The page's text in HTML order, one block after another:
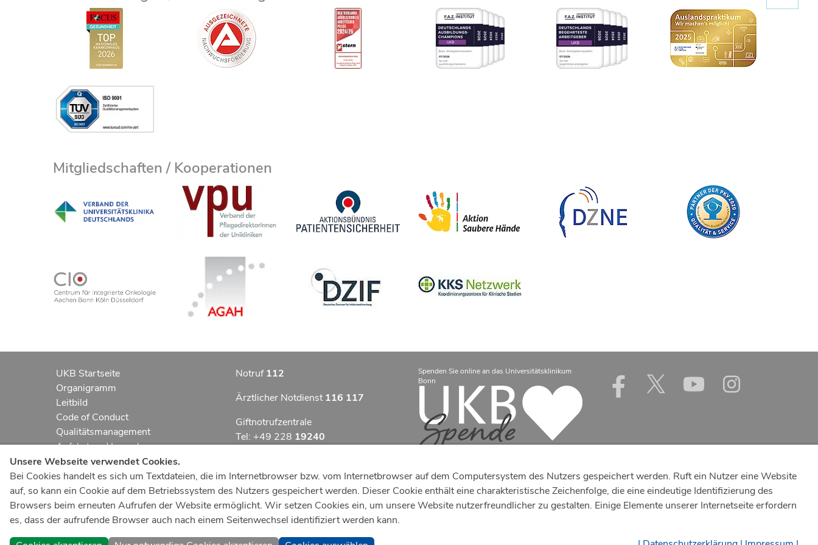
Mitgliedschaften / Kooperationen
UKB Startseite
Organigramm
Leitbild
Code of Conduct
Qualitätsmanagement
Anfahrt und Lageplan
Erklärung zur Barrierefreiheit
Datenschutzerklärung
AGBs
Impressum
ukbnewsroom.de
ukbmittendrin.de
Notruf 112
Ärztlicher Notdienst 116 117
Giftnotrufzentrale
Tel: +49 228 19240
Kindernotfallzentrum Bonn
UKB-Telefonzentrale
+49 228287 0
Spenden Sie online an das Universitätsklinikum
Bonn
Unsere Webseite verwendet Cookies.
Bei Cookies handelt es sich um Textdateien, die im Internetbrowser bzw. vom Internetbrowser auf dem Computersystem des Nutzers gespeichert werden. Ruft ein Nutzer eine Website
auf, so kann ein Cookie auf dem Betriebssystem des Nutzers gespeichert werden. Dieser Cookie enthält eine charakteristische Zeichenfolge, die eine eindeutige Identifizierung des
Browsers beim erneuten Aufrufen der Website ermöglicht. Wir setzen Cookies ein, um unsere Website nutzerfreundlicher zu gestalten. Einige Elemente unserer Internetseite erfordern
es, dass der aufrufende Browser auch nach einem Seitenwechsel identifiziert werden kann.